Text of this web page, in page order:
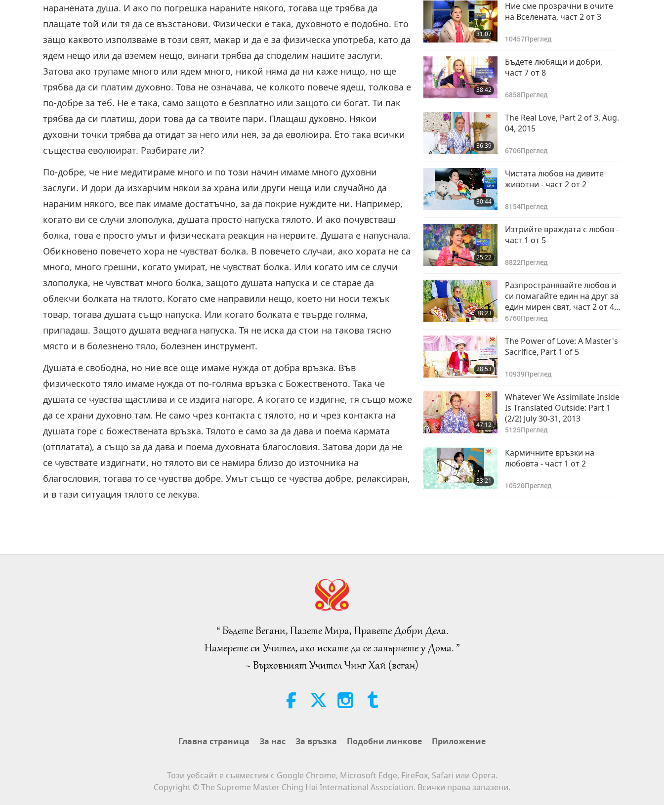
наранената душа. И ако по погрешка нараните някого, тогава ще трябва да
плащате той или тя да се възстанови. Физически е така, духовното е подобно. Ето
защо каквото използваме в този свят, макар и да е за физическа употреба, като да
ядем нещо или да вземем нещо, винаги трябва да споделим нашите заслуги.
Затова ако трупаме много или ядем много, никой няма да ни каже нищо, но ще
трябва да си платим духовно. Това не означава, че колкото повече ядеш, толкова е
по-добре за теб. Не е така, само защото е безплатно или защото си богат. Ти пак
трябва да си платиш, дори това да са твоите пари. Плащаш духовно. Някои
духовни точки трябва да отидат за него или нея, за да еволюира. Ето така всички
същества еволюират. Разбирате ли?
По-добре, че ние медитираме много и по този начин имаме много духовни
заслуги. И дори да изхарчим някои за храна или други неща или случайно да
нараним някого, все пак имаме достатъчно, за да покрие нуждите ни. Например,
когато ви се случи злополука, душата просто напуска тялото. И ако почувстваш
болка, това е просто умът и физическата реакция на нервите. Душата е напуснала.
Обикновено повечето хора не чувстват болка. В повечето случаи, ако хората не са
много, много грешни, когато умират, не чувстват болка. Или когато им се случи
злополука, не чувстват много болка, защото душата напуска и се старае да
облекчи болката на тялото. Когато сме направили нещо, което ни носи тежък
товар, тогава душата също напуска. Или когато болката е твърде голяма,
припадаш. Защото душата веднага напуска. Тя не иска да стои на такова тясно
място и в болезнено тяло, болезнен инструмент.
Душата е свободна, но ние все още имаме нужда от добра връзка. Във
физическото тяло имаме нужда от по-голяма връзка с Божественото. Така че
душата се чувства щастлива и се издига нагоре. А когато се издигне, тя също може
да се храни духовно там. Не само чрез контакта с тялото, но и чрез контакта на
душата горе с божествената връзка. Тялото е само за да дава и поема кармата
(отплатата), а също за да дава и поема духовната благословия. Затова дори да не
се чувствате издигнати, но тялото ви се намира близо до източника на
благословия, тогава то се чувства добре. Умът също се чувства добре, релаксиран,
и в тази ситуация тялото се лекува.
31:07
Ние сме прозрачни в очите
на Вселената, част 2 от 3
10457Преглед
38:42
Бъдете любящи и добри,
част 7 от 8
6858Преглед
36:39
The Real Love, Part 2 of 3, Aug.
04, 2015
6706Преглед
30:44
Чистата любов на дивите
животни - част 2 от 2
8154Преглед
25:22
Изтрийте враждата с любов -
част 1 от 5
8822Преглед
38:23
Разпространявайте любов и
си помагайте един на друг за
един мирен свят, част 2 от 4
July 28, 2019
6760Преглед
28:53
The Power of Love: A Master's
Sacrifice, Part 1 of 5
10939Преглед
47:12
Whatever We Assimilate Inside
Is Translated Outside: Part 1
(2/2) July 30-31, 2013
5125Преглед
33:21
Кармичните връзки на
любовта - част 1 от 2
10520Преглед
“ Бъдете Вегани, Пазете Мира, Правете Добри Дела.
Намерете си Учител, ако искате да се завърнете у Дома. ”
~ Върховният Учител Чинг Хай (веган)
Главна страница За нас За връзка Подобни линкове Приложение
Този уебсайт е съвместим с Google Chrome, Microsoft Edge, FireFox, Safari или Opera.
Copyright © The Supreme Master Ching Hai International Association. Всички права запазени.